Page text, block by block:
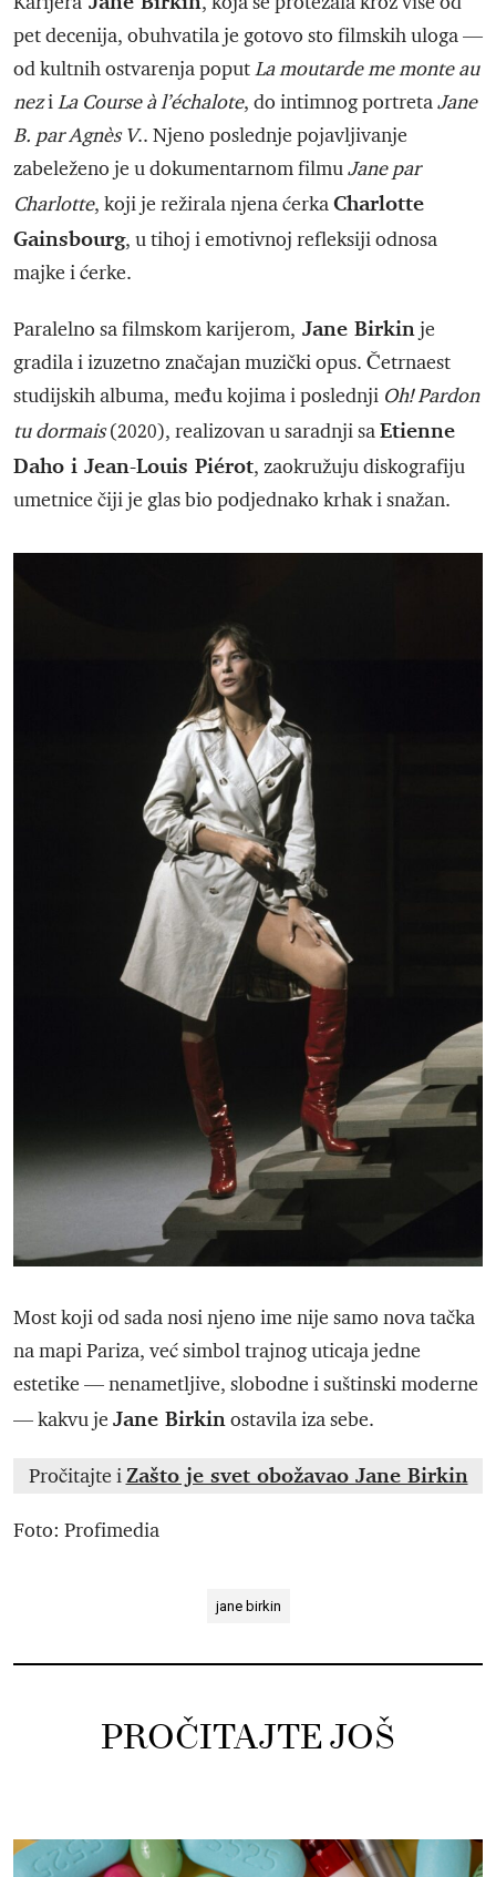
pet decenija, obuhvatila je gotovo sto filmskih uloga —
od kultnih ostvarenja poputLa moutarde me monte au
neziLa Course à l’échalote, do intimnog portretaJane
B. par Agnès V.. Njeno poslednje pojavljivanje
zabeleženo je u dokumentarnom filmuJane par
Charlotte, koji je režirala njena ćerkaCharlotte
Gainsbourg, u tihoj i emotivnoj refleksiji odnosa
majke i ćerke.
Paralelno sa filmskom karijerom, Jane Birkin je
gradila i izuzetno značajan muzički opus. Četrnaest
studijskih albuma, među kojima i poslednji Oh! Pardon
tu dormais(2020), realizovan u saradnji saEtienne
Daho i Jean-Louis Piérot, zaokružuju diskografiju
umetnice čiji je glas bio podjednako krhak i snažan.
Most koji od sada nosi njeno ime nije samo nova tačka
na mapi Pariza, već simbol trajnog uticaja jedne
estetike — nenametljive, slobodne i suštinski moderne
— kakvu je Jane Birkinostavila iza sebe.
Pročitajte iZašto je svet obožavao Jane Birkin
Foto: Profimedia
jane birkin
PROČITAJTE JOŠ